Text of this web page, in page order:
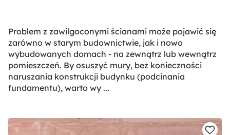
Problem z zawilgoconymi ścianami może pojawić się
zarówno w starym budownictwie, jak i nowo
wybudowanych domach - na zewnątrz lub wewnątrz
pomieszczeń. By osuszyć mury, bez konieczności
naruszania konstrukcji budynku (podcinania
fundamentu), warto wy ...